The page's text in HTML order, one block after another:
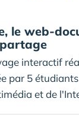
le web-
interactif
par 5
et de